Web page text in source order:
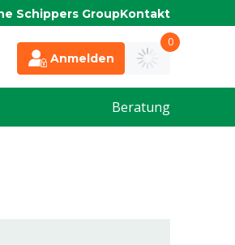
Schippers GroupKontakt
Anmelden
0
Beratung